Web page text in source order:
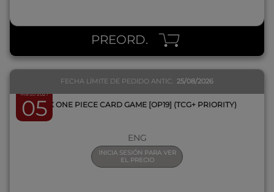
PREORD.
Marzo 2027
05
FECHA LÍMITE DE PEDIDO ANTIC. 25/08/2026
BOX ONE PIECE CARD GAME [OP19] (TCG+ PRIORITY)
ENG
INICIA SESIÓN PARA VER
EL PRECIO